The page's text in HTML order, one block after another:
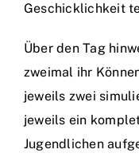
Geschicklichkeit
Über den Tag
zweimal ihr
jeweils zwei
jeweils ein
Jugendlichen